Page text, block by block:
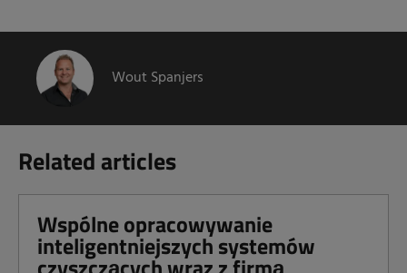
Wout Spanjers
Related articles
Wspólne opracowywanie
inteligentniejszych systemów